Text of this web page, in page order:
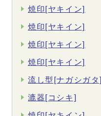
焼印[ヤキイン]
焼印[ヤキイン]
焼印[ヤキイン]
焼印[ヤキイン]
流し型[ナガシガタ]
漉器[コシキ]